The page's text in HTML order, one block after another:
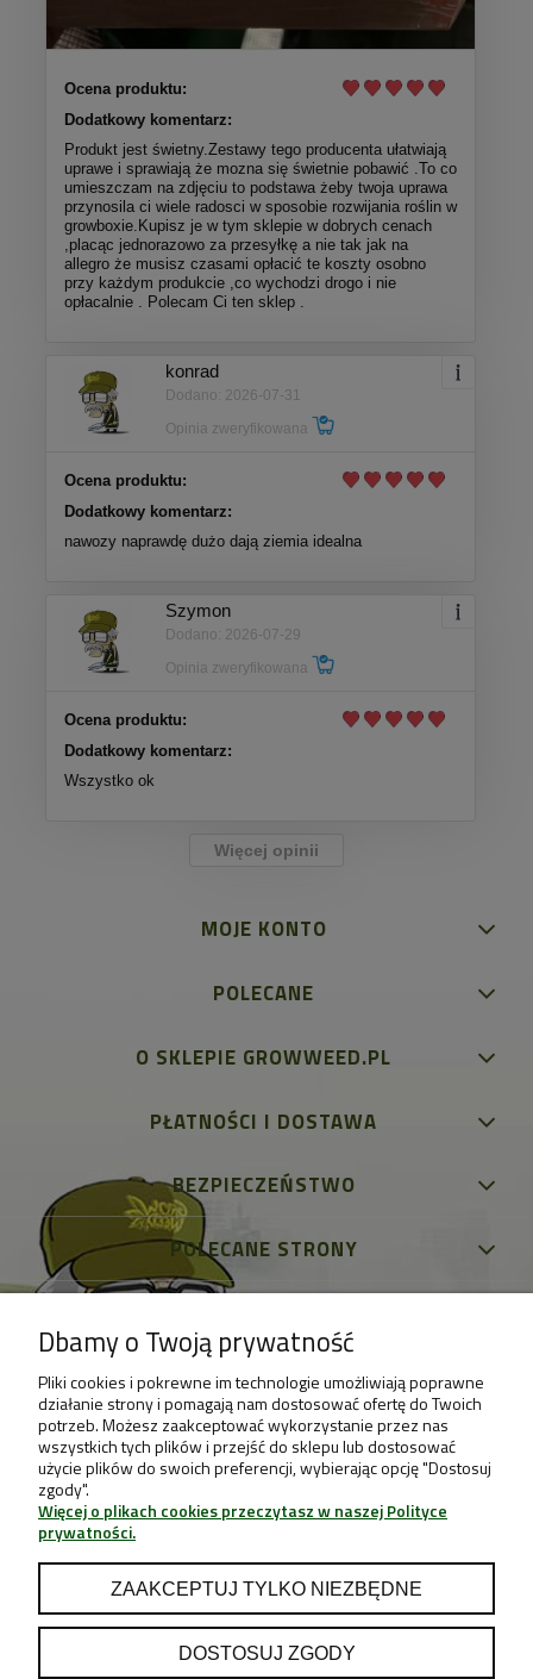
Ocena produktu:
Dodatkowy komentarz:
Produkt jest świetny.Zestawy tego producenta ułatwiają
uprawe i sprawiają że mozna się świetnie pobawić .To co
umieszczam na zdjęciu to podstawa żeby twoja uprawa
przynosila ci wiele radosci w sposobie rozwijania roślin w
growboxie.Kupisz je w tym sklepie w dobrych cenach
,placąc jednorazowo za przesyłkę a nie tak jak na
allegro że musisz czasami opłacić te koszty osobno
przy każdym produkcie ,co wychodzi drogo i nie
opłacalnie . Polecam Ci ten sklep .
konrad
Dodano: 2026-07-31
Opinia zweryfikowana
Ocena produktu:
Dodatkowy komentarz:
nawozy naprawdę dużo dają ziemia idealna
Szymon
Dodano: 2026-07-29
Opinia zweryfikowana
Ocena produktu:
Dodatkowy komentarz:
Wszystko ok
Więcej opinii
MOJE KONTO
POLECANE
O SKLEPIE GROWWEED.PL
PŁATNOŚCI I DOSTAWA
BEZPIECZEŃSTWO
POLECANE STRONY
Dbamy o Twoją prywatność
Pliki cookies i pokrewne im technologie umożliwiają poprawne
działanie strony i pomagają nam dostosować ofertę do Twoich
potrzeb. Możesz zaakceptować wykorzystanie przez nas
wszystkich tych plików i przejść do sklepu lub dostosować
użycie plików do swoich preferencji, wybierając opcję "Dostosuj
zgody".
Więcej o plikach cookies przeczytasz w naszej Polityce
prywatności.
ZAAKCEPTUJ TYLKO NIEZBĘDNE
DOSTOSUJ ZGODY